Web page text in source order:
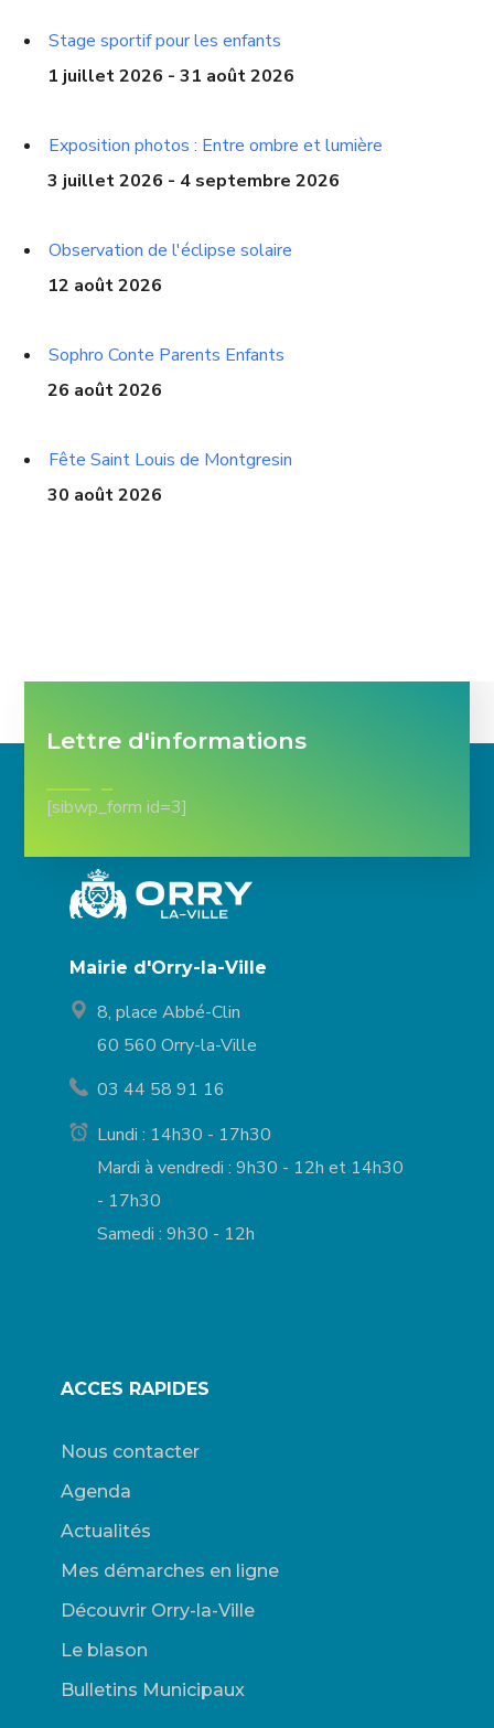
Stage sportif pour les enfants
1 juillet 2026 - 31 août 2026
Exposition photos : Entre ombre et lumière
3 juillet 2026 - 4 septembre 2026
Observation de l'éclipse solaire
12 août 2026
Sophro Conte Parents Enfants
26 août 2026
Fête Saint Louis de Montgresin
30 août 2026
Lettre d'informations
[sibwp_form id=3]
Mairie d'Orry-la-Ville
8, place Abbé-Clin
60 560 Orry-la-Ville
03 44 58 91 16
Lundi : 14h30 - 17h30
Mardi à vendredi : 9h30 - 12h et 14h30
- 17h30
Samedi : 9h30 - 12h
ACCES RAPIDES
Nous contacter
Agenda
Actualités
Mes démarches en ligne
Découvrir Orry-la-Ville
Le blason
Bulletins Municipaux